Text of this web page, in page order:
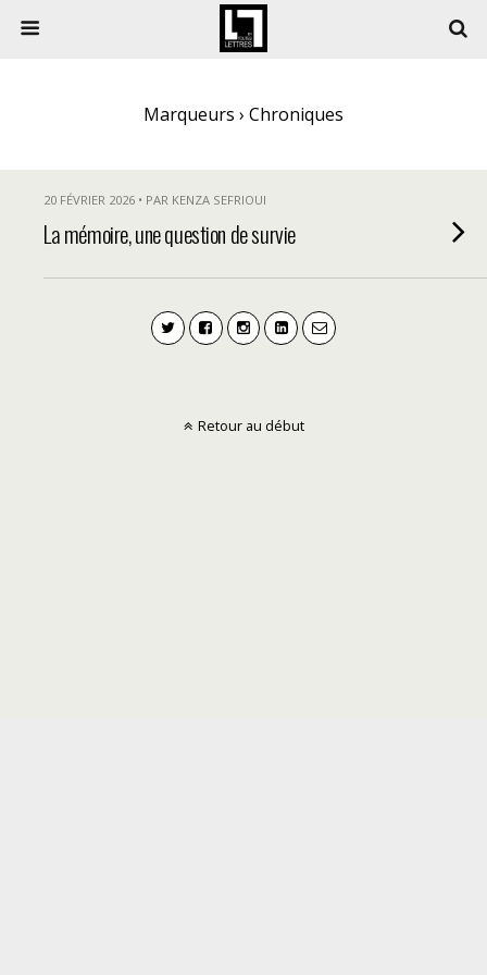
Marqueurs › Chroniques
20 FÉVRIER 2026 • PAR KENZA SEFRIOUI
La mémoire, une question de survie
Retour au début